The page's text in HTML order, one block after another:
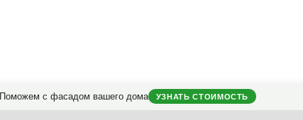
Поможем с фасадом вашего дома УЗНАТЬ СТОИМОСТЬ